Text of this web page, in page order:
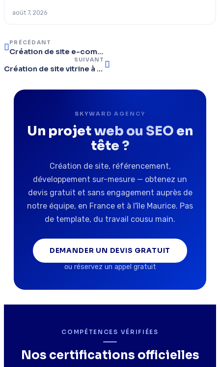
août 7, 2026
PRÉCÉDANT
Création de site e-commerce à Fréjus : Les 5 étapes pour vendre vos produits localement.
SUIVANT
Création de site vitrine à Antibes : Mettez en valeur votre commerce de proximité en ligne.
SKYWARD AGENCY
Un projet web ou SEO en
tête ?
Création de site, référencement,
développement sur-mesure — obtenez un
devis gratuit et sans engagement auprès de
notre équipe, en France et à l'île Maurice. Pas
de template, du travail cousu main.
DEMANDER UN DEVIS GRATUIT
ou réservez un appel gratuit
COMPÉTENCES VÉRIFIÉES
Nos certifications officielles